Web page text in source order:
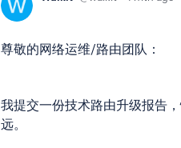
尊敬的网络运维/路由团队：
我提交一份技术路由升级报告
远。